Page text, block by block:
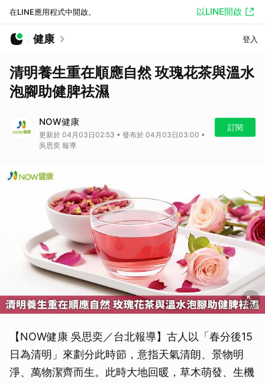
在LINE應用程式中開啟。 以LINE開啟
健康 登入
清明養生重在順應自然 玫瑰花茶與溫水
泡腳助健脾祛濕
NOW健康
更新於 04月03日02:53 • 發布於 04月03日03:00 •
吳思奕 報導
訂閱
【NOW健康 吳思奕／台北報導】古人以「春分後15
日為清明」來劃分此時節，意指天氣清朗、景物明
淨、萬物潔齊而生。此時大地回暖，草木萌發、生機